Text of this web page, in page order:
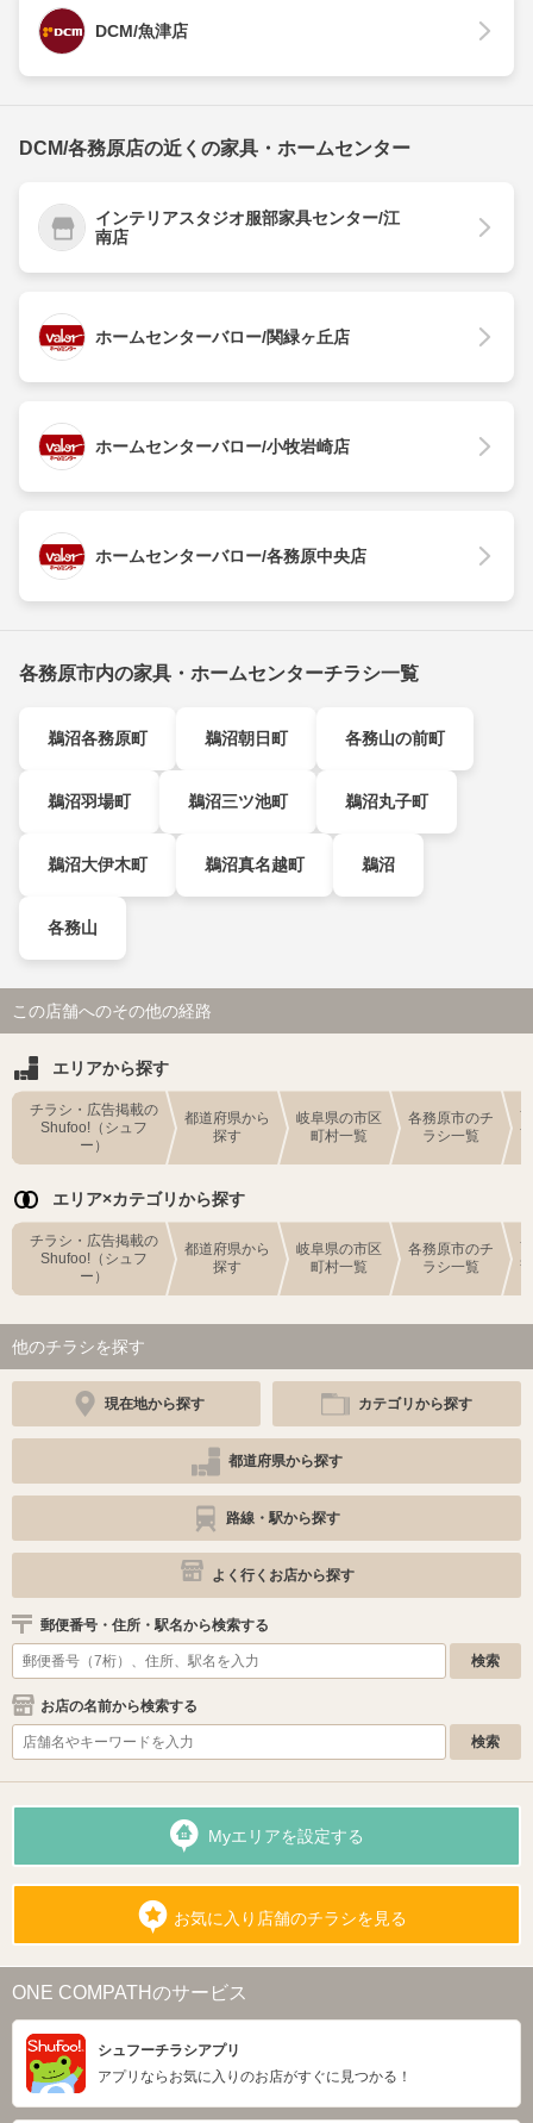
DCM/魚津店
DCM/各務原店の近くの家具・ホームセンター
インテリアスタジオ服部家具センター/江
南店
ホームセンターバロー/関緑ヶ丘店
ホームセンターバロー/小牧岩崎店
ホームセンターバロー/各務原中央店
各務原市内の家具・ホームセンターチラシ一覧
鵜沼各務原町 鵜沼朝日町 各務山の前町
鵜沼羽場町 鵜沼三ツ池町 鵜沼丸子町
鵜沼大伊木町 鵜沼真名越町 鵜沼
各務山
この店舗へのその他の経路
エリアから探す
チラシ・広告掲載の
Shufoo!（シュフ
ー）
都道府県から
探す
岐阜県の市区
町村一覧
各務原市のチ
ラシ一覧
エリア×カテゴリから探す
チラシ・広告掲載の
Shufoo!（シュフ
ー）
都道府県から
探す
岐阜県の市区
町村一覧
各務原市のチ
ラシ一覧
他のチラシを探す
現在地から探す カテゴリから探す
都道府県から探す
路線・駅から探す
よく行くお店から探す
郵便番号・住所・駅名から検索する
お店の名前から検索する
Myエリアを設定する
お気に入り店舗のチラシを見る
ONE COMPATHのサービス
シュフーチラシアプリ
アプリならお気に入りのお店がすぐに見つかる！